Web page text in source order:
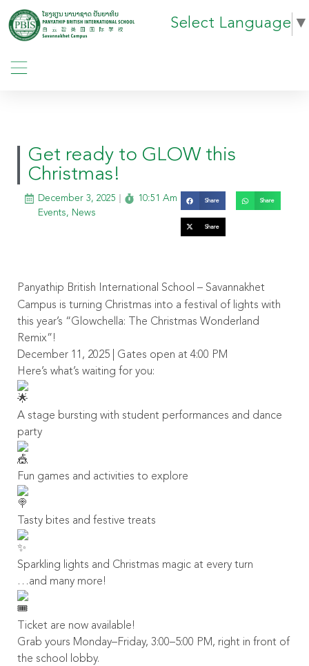
Select Language ▼
Get ready to GLOW this
Christmas!
December 3, 2025
10:51 Am
Events, News
Share Share
Share
Panyathip British International School – Savannakhet
Campus is turning Christmas into a festival of lights with
this year’s “Glowchella: The Christmas Wonderland
Remix”!
December 11, 2025 | Gates open at 4:00 PM
Here’s what’s waiting for you:
A stage bursting with student performances and dance
party
Fun games and activities to explore
Tasty bites and festive treats
Sparkling lights and Christmas magic at every turn
…and many more!
Ticket are now available!
Grab yours Monday–Friday, 3:00–5:00 PM, right in front of
the school lobby.